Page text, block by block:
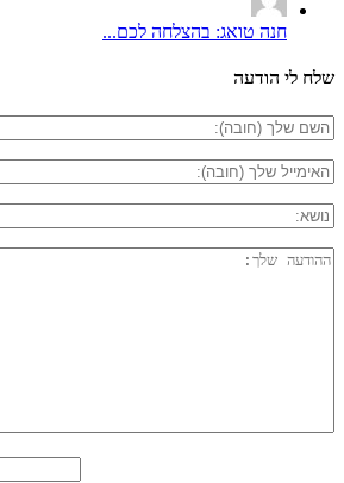
חנה טואג: בהצלחה לכם...
שלח לי הודעה